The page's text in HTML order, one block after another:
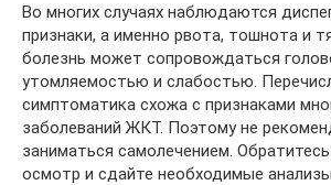
Во многих случаях наблюдаются
признаки, а именно рвота, тошнота и
болезнь может сопровождаться
утомляемостью и слабостью.
симптоматика схожа с признаками
заболеваний ЖКТ. Поэтому не
заниматься самолечением.
осмотр и сдайте необходимые